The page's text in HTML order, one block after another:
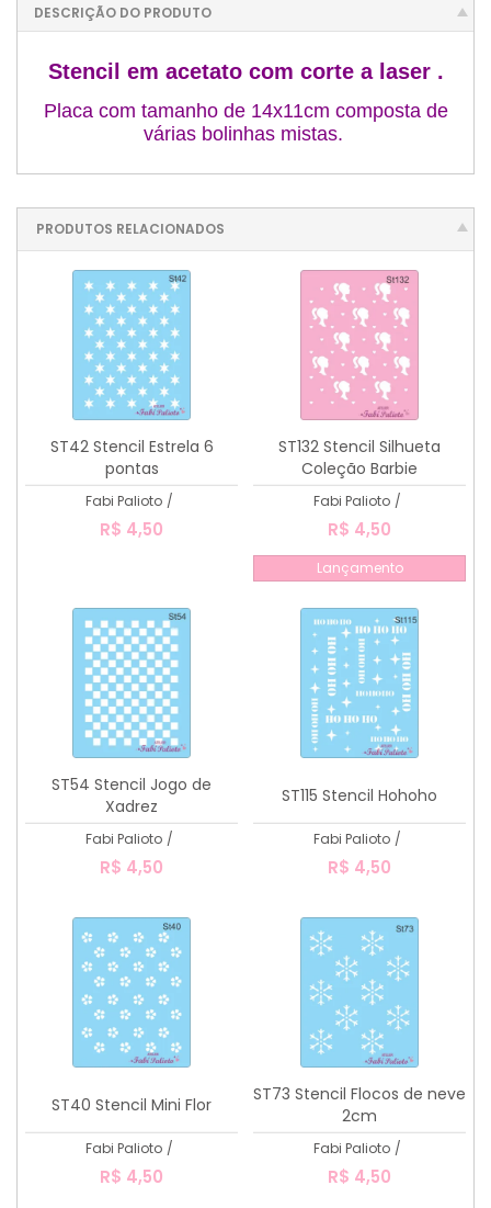
DESCRIÇÃO DO PRODUTO
Stencil em acetato com corte a laser .
Placa com tamanho de 14x11cm composta de
várias bolinhas mistas.
PRODUTOS RELACIONADOS
ST42 Stencil Estrela 6
pontas
Fabi Palioto /
R$ 4,50
ST132 Stencil Silhueta
Coleção Barbie
Fabi Palioto /
R$ 4,50
Lançamento
ST54 Stencil Jogo de
Xadrez
Fabi Palioto /
R$ 4,50
ST115 Stencil Hohoho
Fabi Palioto /
R$ 4,50
ST40 Stencil Mini Flor
Fabi Palioto /
R$ 4,50
ST73 Stencil Flocos de neve
2cm
Fabi Palioto /
R$ 4,50